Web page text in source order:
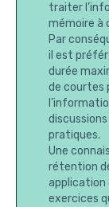
traiter
mémoire à
Par
il est
durée
de courtes
pratiques.
Une
rétention
application
exercices